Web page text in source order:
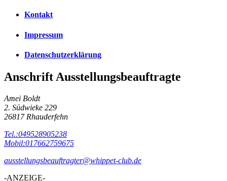
Kontakt
Impressum
Datenschutzerklärung
Anschrift Ausstellungsbeauftragte
Amei Boldt
2. Südwieke 229
26817 Rhauderfehn
Tel.:049528905238
Mobil:017662759675
ausstellungsbeauftragter@whippet-club.de
-ANZEIGE-